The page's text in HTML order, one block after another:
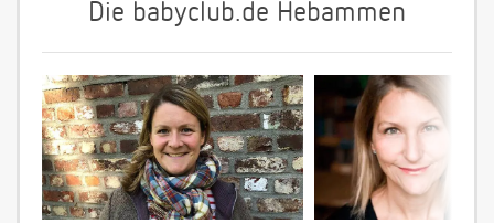
Die babyclub.de Hebammen